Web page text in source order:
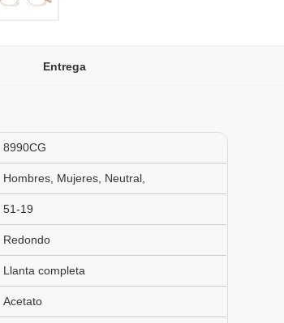
Entrega
8990CG
Hombres, Mujeres, Neutral,
51-19
Redondo
Llanta completa
Acetato